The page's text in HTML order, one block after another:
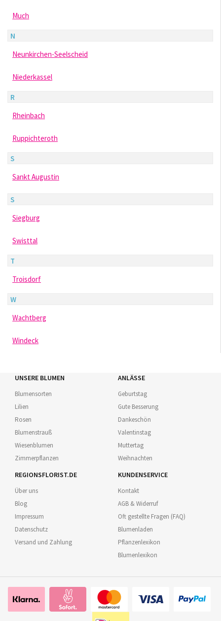
Much
N
Neunkirchen-Seelscheid
Niederkassel
R
Rheinbach
Ruppichteroth
S
Sankt Augustin
S
Siegburg
Swisttal
T
Troisdorf
W
Wachtberg
Windeck
UNSERE BLUMEN
Blumensorten
Lilien
Rosen
Blumenstrauß
Wiesenblumen
Zimmerpflanzen
ANLÄSSE
Geburtstag
Gute Besserung
Dankeschön
Valentinstag
Muttertag
Weihnachten
REGIONSFLORIST.DE
Über uns
Blog
Impressum
Datenschutz
Versand und Zahlung
KUNDENSERVICE
Kontakt
AGB & Widerruf
Oft gestellte Fragen (FAQ)
Blumenladen
Pflanzenlexikon
Blumenlexikon